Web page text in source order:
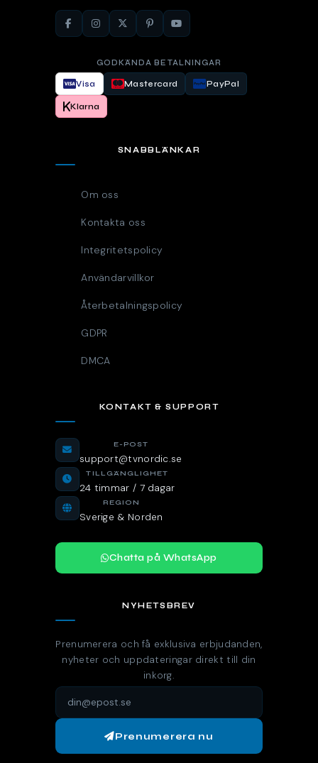
GODKÄNDA BETALNINGAR
Visa Mastercard PayPal
Klarna
SNABBLÄNKAR
Om oss
Kontakta oss
Integritetspolicy
Användarvillkor
Återbetalningspolicy
GDPR
DMCA
KONTAKT & SUPPORT
E-POST
support@tvnordic.se
TILLGÄNGLIGHET
24 timmar / 7 dagar
REGION
Sverige & Norden
Chatta på WhatsApp
NYHETSBREV
Prenumerera och få exklusiva erbjudanden,
nyheter och uppdateringar direkt till din
inkorg.
Prenumerera nu